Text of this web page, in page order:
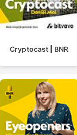
Cryptocast | BNR